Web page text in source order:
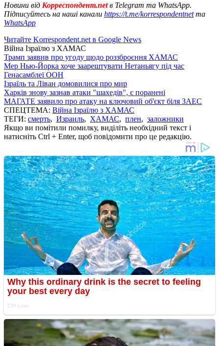
Новини від Корреспондент.netв Telegram та WhatsApp.
Підписуйтесь на наші канали https://t.me/korrespondentnetта
WhatsApp
Читайте Korrespondent.net в Google News
Війна Ізраїлю з ХАМАС
Трамп заявив про угоду щодо роззброєння ХАМАС
Мер Нью-Йорка хоче заарештувати Нетаньягу під час
Генасамблеї ООН
Ізраїль та Ліван домовилися про мир
Харків знову зазнав атаки "шахедів", є поранені
МАГАТЕ заявило про атаку на ключовий об'єкт біля ЗАЕС
СПЕЦТЕМА: Війна Ізраїлю з ХАМАС
ТЕГИ: смерть, Израиль, ХАМАС, плен, заложники
Якщо ви помітили помилку, виділіть необхідний текст і
натисніть Ctrl + Enter, щоб повідомити про це редакцію.